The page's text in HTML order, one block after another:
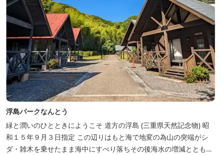
浮島パークなんとう
緑と潤いのひとときにようこそ ​道方の浮島 (三重県天然記念物) 昭
和１５年９月３日指定 この辺りはもと海で地変の為山の突端がシ
ダ・雑木を乗せたまま海中にすべり落ちその後海水の増減とともに